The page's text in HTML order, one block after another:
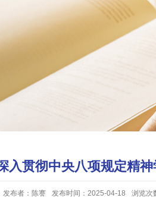
入贯彻中央八项规定精
发布者：陈謇 发布时间：2025-04-18 浏览次